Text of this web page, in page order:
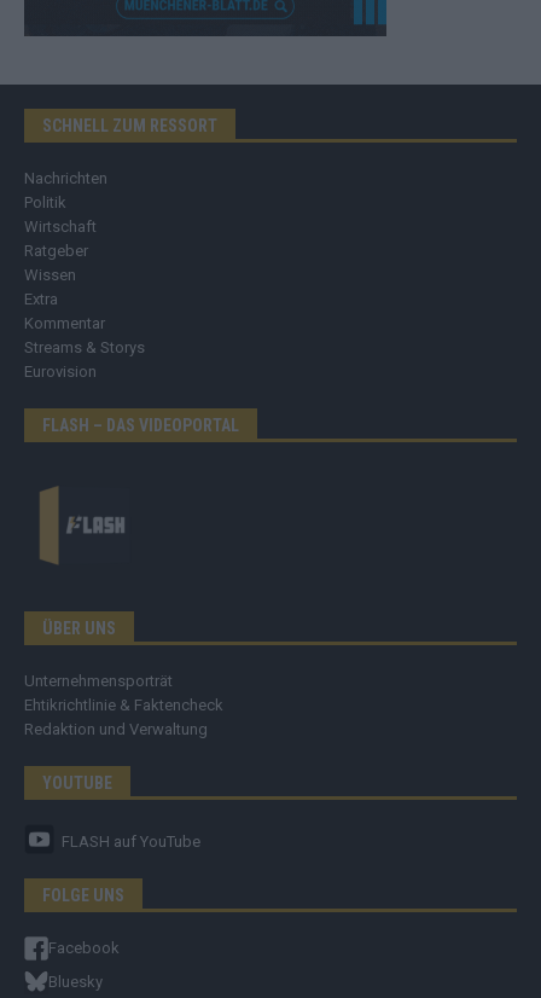
SCHNELL ZUM RESSORT
Nachrichten
Politik
Wirtschaft
Ratgeber
Wissen
Extra
Kommentar
Streams & Storys
Eurovision
FLASH – DAS VIDEOPORTAL
ÜBER UNS
Unternehmensporträt
Ehtikrichtlinie & Faktencheck
Redaktion und Verwaltung
YOUTUBE
FLASH auf YouTube
FOLGE UNS
Facebook
Bluesky